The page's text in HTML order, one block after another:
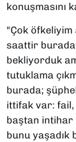
konuşmasını
"Çok
saattir
bekliyorduk
tutuklama
burada;
ittifak var: fail,
baştan intihar
bunu yaşadık